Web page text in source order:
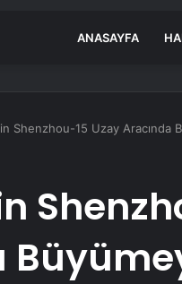
ANASAYFA
Shenzhou-15 Uzay Aracında